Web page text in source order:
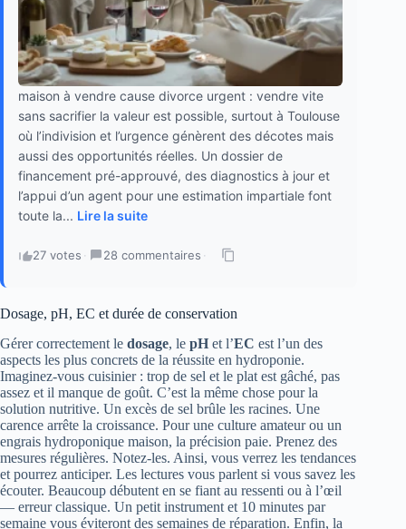
maison à vendre cause divorce urgent : vendre vite
sans sacrifier la valeur est possible, surtout à Toulouse
où l’indivision et l’urgence génèrent des décotes mais
aussi des opportunités réelles. Un dossier de
financement pré-approuvé, des diagnostics à jour et
l’appui d’un agent pour une estimation impartiale font
toute la... Lire la suite
27 votes · 28 commentaires ·
Dosage, pH, EC et durée de conservation
Gérer correctement le dosage, le pH et l’EC est l’un des
aspects les plus concrets de la réussite en hydroponie.
Imaginez-vous cuisinier : trop de sel et le plat est gâché, pas
assez et il manque de goût. C’est la même chose pour la
solution nutritive. Un excès de sel brûle les racines. Une
carence arrête la croissance. Pour une culture amateur ou un
engrais hydroponique maison, la précision paie. Prenez des
mesures régulières. Notez-les. Ainsi, vous verrez les tendances
et pourrez anticiper. Les lectures vous parlent si vous savez les
écouter. Beaucoup débutent en se fiant au ressenti ou à l’œil
— erreur classique. Un petit instrument et 10 minutes par
semaine vous éviteront des semaines de réparation. Enfin, la